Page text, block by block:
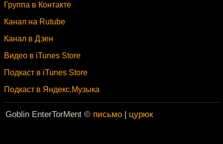
Группа в Контакте
Канал на Rutube
Канал в Дзен
Видео в iTunes Store
Подкаст в iTunes Store
Подкаст в Яндекс.Музыка
Goblin EnterTorMent © письмо | цурюк